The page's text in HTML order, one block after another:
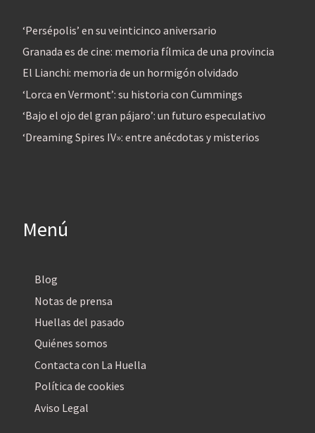
‘Persépolis’ en su veinticinco aniversario
Granada es de cine: memoria fílmica de una provincia
El Lianchi: memoria de un hormigón olvidado
‘Lorca en Vermont’: su historia con Cummings
‘Bajo el ojo del gran pájaro’: un futuro especulativo
‘Dreaming Spires IV»: entre anécdotas y misterios
Menú
Blog
Notas de prensa
Huellas del pasado
Quiénes somos
Contacta con La Huella
Política de cookies
Aviso Legal